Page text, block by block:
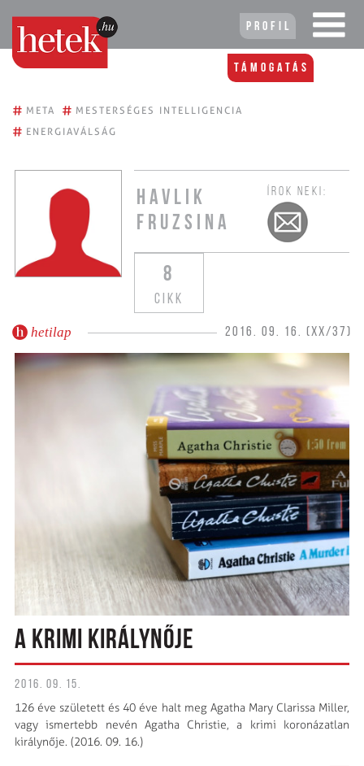
Profil
Támogatás
# META # MESTERSÉGES INTELLIGENCIA
# ENERGIAVÁLSÁG
HAVLIK
FRUZSINA
ÍROK NEKI:
8
CIKK
hetilap 2016. 09. 16. (XX/37)
A KRIMI KIRÁLYNŐJE
2016. 09. 15.
126 éve született és 40 éve halt meg Agatha Mary Clarissa Miller,
vagy ismertebb nevén Agatha Christie, a krimi koronázatlan
királynője. (2016. 09. 16.)